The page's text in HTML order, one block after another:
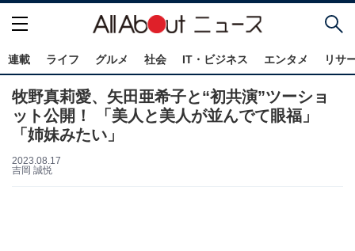
連載 ライフ グルメ 社会 IT・ビジネス エンタメ リサ
牧野真莉愛、矢田亜希子と“初共演”ツーショ
ット公開！ 「美人と美人が並んでて眼福」
「姉妹みたい」
2023.08.17
吉岡 誠悦